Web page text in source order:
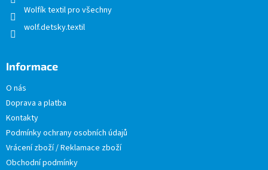
Wolfík textil pro všechny
wolf.detsky.textil
Informace
O nás
Doprava a platba
Kontakty
Podmínky ochrany osobních údajů
Vrácení zboží / Reklamace zboží
Obchodní podmínky